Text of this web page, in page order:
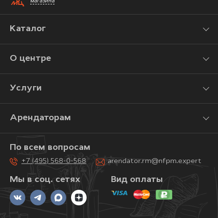
магазина
Каталог
О центре
Услуги
Арендаторам
Мы в соц. сетях
По всем вопросам
+7 (495) 568-0-568 arendator.rm@nfpm.expert
Вид оплаты